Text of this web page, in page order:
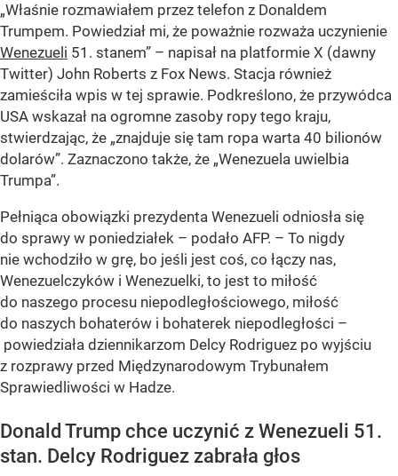
„Właśnie rozmawiałem przez telefon z Donaldem
Trumpem. Powiedział mi, że poważnie rozważa uczynienie
Wenezueli 51. stanem” – napisał na platformie X (dawny
Twitter) John Roberts z Fox News. Stacja również
zamieściła wpis w tej sprawie. Podkreślono, że przywódca
USA wskazał na ogromne zasoby ropy tego kraju,
stwierdzając, że „znajduje się tam ropa warta 40 bilionów
dolarów”. Zaznaczono także, że „Wenezuela uwielbia
Trumpa”.
Pełniąca obowiązki prezydenta Wenezueli odniosła się
do sprawy w poniedziałek – podało AFP. – To nigdy
nie wchodziło w grę, bo jeśli jest coś, co łączy nas,
Wenezuelczyków i Wenezuelki, to jest to miłość
do naszego procesu niepodległościowego, miłość
do naszych bohaterów i bohaterek niepodległości –
powiedziała dziennikarzom Delcy Rodriguez po wyjściu
z rozprawy przed Międzynarodowym Trybunałem
Sprawiedliwości w Hadze.
Donald Trump chce uczynić z Wenezueli 51.
stan. Delcy Rodriguez zabrała głos